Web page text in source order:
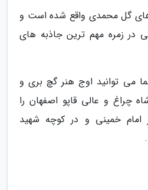
های گل محمدی واقع شده است و
در زمره مهم ترین جاذبه های
می توانید اوج هنر گچ بری و
چراغ و عالی قاپو اصفهان را
امام خمینی و در کوچه شهید